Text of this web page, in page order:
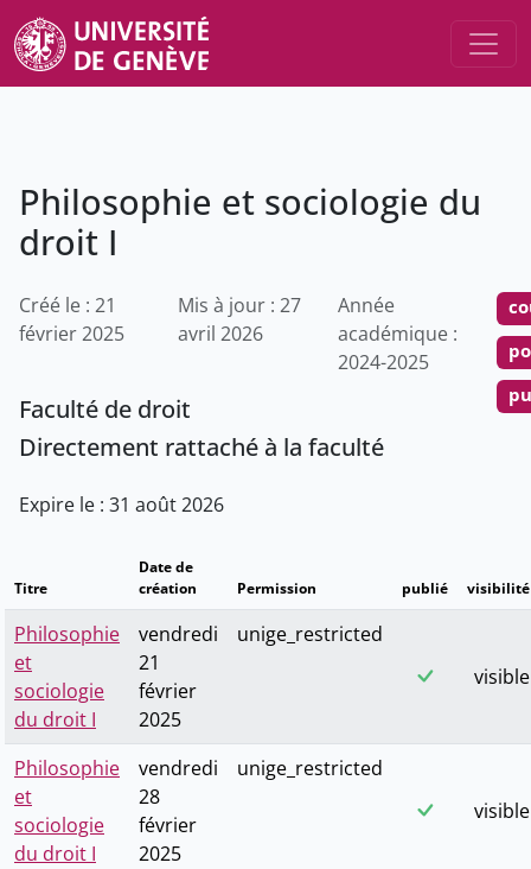
Philosophie et sociologie du
droit I
Créé le : 21
février 2025
Mis à jour : 27
avril 2026
Année
académique :
2024-2025
Faculté de droit
Directement rattaché à la faculté
Expire le : 31 août 2026
Titre
Date de
création
Permission publié visibilité
Philosophie
et
sociologie
du droit I
vendredi
21
février
2025
unige_restricted
visible
Philosophie
et
sociologie
du droit I
vendredi
28
février
2025
unige_restricted
visible